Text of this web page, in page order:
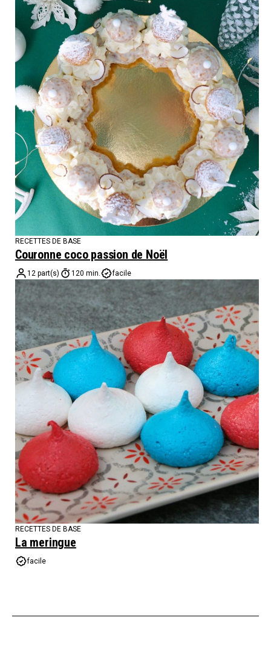
RECETTES DE BASE
Couronne coco passion de Noël
12 part(s) 120 min. facile
RECETTES DE BASE
La meringue
facile